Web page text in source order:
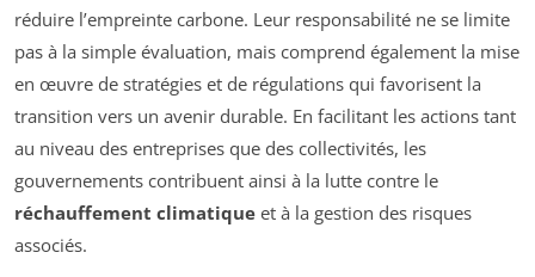
réduire l’empreinte carbone. Leur responsabilité ne se limite
pas à la simple évaluation, mais comprend également la mise
en œuvre de stratégies et de régulations qui favorisent la
transition vers un avenir durable. En facilitant les actions tant
au niveau des entreprises que des collectivités, les
gouvernements contribuent ainsi à la lutte contre le
réchauffement climatique et à la gestion des risques
associés.